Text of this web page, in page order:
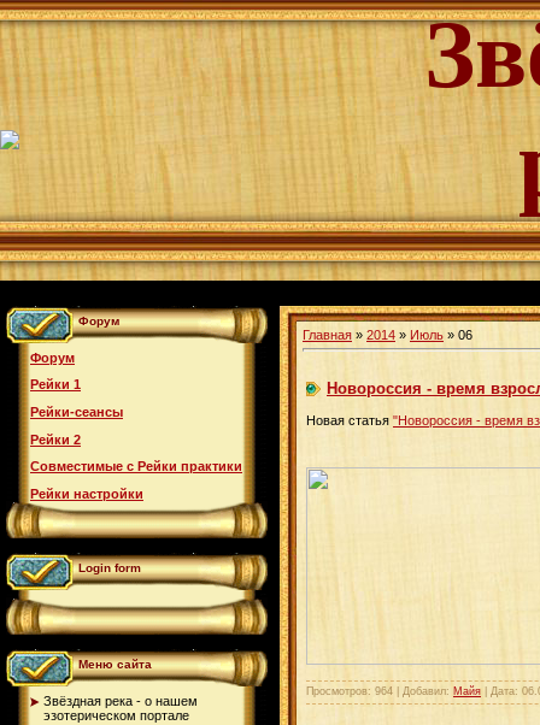
Форум
Форум
Рейки 1
Рейки-сеансы
Рейки 2
Совместимые с Рейки практики
Рейки настройки
Login form
Меню сайта
Звёздная река - о нашем
эзотерическом портале
Главная » 2014 » Июль » 06
Новороссия - время
Новая статья "Новороссия - время
Просмотров: 964 | Добавил: Майя | Дата: